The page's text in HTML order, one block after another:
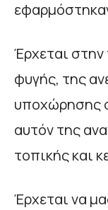
Έρχεται στην
φυγής, της
υποχώρησης
αυτόν της
τοπικής και
Έρχεται να